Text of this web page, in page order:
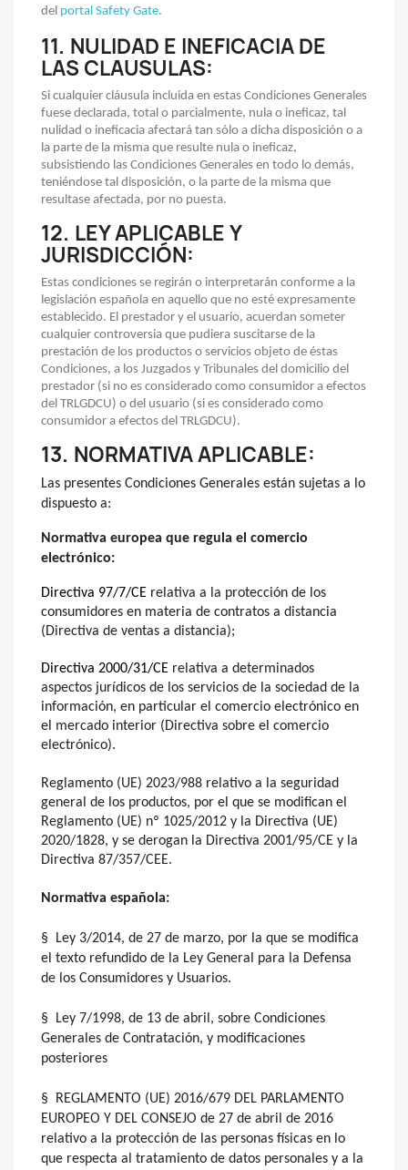
del portal Safety Gate.
11. NULIDAD E INEFICACIA DE
LAS CLAUSULAS:
Si cualquier cláusula incluida en estas Condiciones Generales
fuese declarada, total o parcialmente, nula o ineficaz, tal
nulidad o ineficacia afectará tan sólo a dicha disposición o a
la parte de la misma que resulte nula o ineficaz,
subsistiendo las Condiciones Generales en todo lo demás,
teniéndose tal disposición, o la parte de la misma que
resultase afectada, por no puesta.
12. LEY APLICABLE Y
JURISDICCIÓN:
Estas condiciones se regirán o interpretarán conforme a la
legislación española en aquello que no esté expresamente
establecido. El prestador y el usuario, acuerdan someter
cualquier controversia que pudiera suscitarse de la
prestación de los productos o servicios objeto de éstas
Condiciones, a los Juzgados y Tribunales del domicilio del
prestador (si no es considerado como consumidor a efectos
del TRLGDCU) o del usuario (si es considerado como
consumidor a efectos del TRLGDCU).
13. NORMATIVA APLICABLE:
Las presentes Condiciones Generales están sujetas a lo
dispuesto a:
Normativa europea que regula el comercio
electrónico:
Directiva 97/7/CE relativa a la protección de los
consumidores en materia de contratos a distancia
(Directiva de ventas a distancia);
Directiva 2000/31/CE relativa a determinados
aspectos jurídicos de los servicios de la sociedad de la
información, en particular el comercio electrónico en
el mercado interior (Directiva sobre el comercio
electrónico).
Reglamento (UE) 2023/988 relativo a la seguridad
general de los productos, por el que se modifican el
Reglamento (UE) nº 1025/2012 y la Directiva (UE)
2020/1828, y se derogan la Directiva 2001/95/CE y la
Directiva 87/357/CEE.
Normativa española:
§ Ley 3/2014, de 27 de marzo, por la que se modifica
el texto refundido de la Ley General para la Defensa
de los Consumidores y Usuarios.
§ Ley 7/1998, de 13 de abril, sobre Condiciones
Generales de Contratación, y modificaciones
posteriores
§ REGLAMENTO (UE) 2016/679 DEL PARLAMENTO
EUROPEO Y DEL CONSEJO de 27 de abril de 2016
relativo a la protección de las personas físicas en lo
que respecta al tratamiento de datos personales y a la